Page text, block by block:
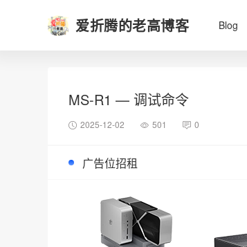
爱折腾的老高博客 Blog
MS-R1 — 调试命令
2025-12-02 501 0
广告位招租